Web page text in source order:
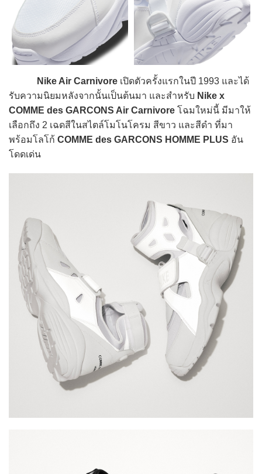
Nike Air Carnivore เปิดตัวครั้งแรกในปี 1993 และได้
รับความนิยมหลังจากนั้นเป็นต้นมา และสำหรับ Nike x
COMME des GARCONS Air Carnivore โฉมใหม่นี้ มีมาให้
เลือกถึง 2 เฉดสีในสไตล์โมโนโครม สีขาว และสีดำ ที่มา
พร้อมโลโก้ COMME des GARCONS HOMME PLUS อัน
โดดเด่น